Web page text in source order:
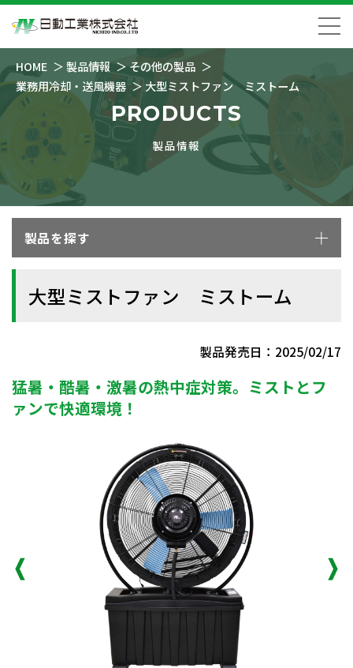
HOME 製品情報
その他の製品
業務用冷却・送風機器
大型ミストファン ミストーム
PRODUCTS
製品情報
製品を探す
大型ミストファン ミストーム
製品発売日：2025/02/17
猛暑・酷暑・激暑の熱中症対策。ミストとフ
ァンで快適環境！